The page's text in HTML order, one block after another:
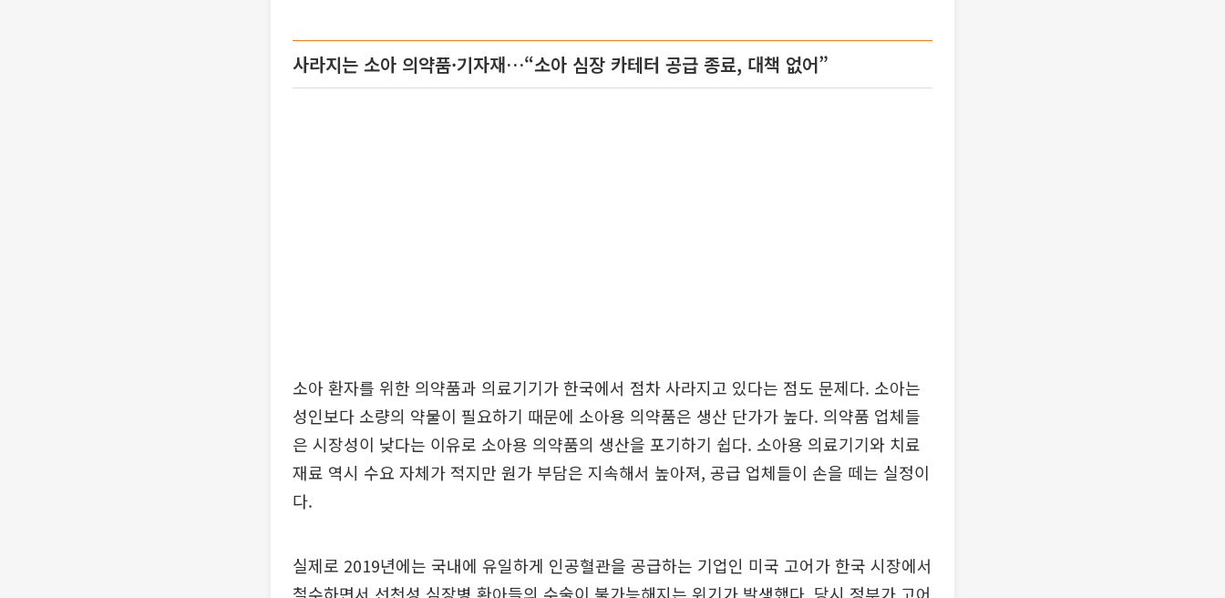
사라지는 소아 의약품·기자재…“소아 심장 카테터 공급 종료, 대책 없어”
소아 환자를 위한 의약품과 의료기기가 한국에서 점차 사라지고 있다는 점도 문제다. 소아는
성인보다 소량의 약물이 필요하기 때문에 소아용 의약품은 생산 단가가 높다. 의약품 업체들
은 시장성이 낮다는 이유로 소아용 의약품의 생산을 포기하기 쉽다. 소아용 의료기기와 치료
재료 역시 수요 자체가 적지만 원가 부담은 지속해서 높아져, 공급 업체들이 손을 떼는 실정이
다.
실제로 2019년에는 국내에 유일하게 인공혈관을 공급하는 기업인 미국 고어가 한국 시장에서